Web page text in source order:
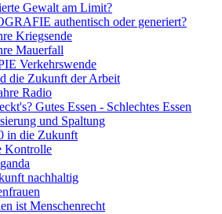
Gewalt am Limit?
authentisch oder generiert?
Kriegsende
Mauerfall
Verkehrswende
die Zukunft der Arbeit
Radio
Gutes Essen - Schlechtes Essen
und Spaltung
in die Zukunft
Kontrolle
nachhaltig
ist Menschenrecht